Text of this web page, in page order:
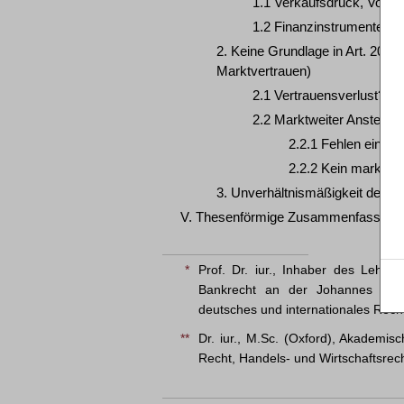
1.2 Finanzinstrumente,
2. Keine Grundlage in Art. 20
Marktvertrauen)
2.1 Vertrauensverlust?
2.2 Marktweiter
2.2.1 Fehlen einer
2.2.2 Kein
3. Unverhältnismäßigkeit des
V. Thesenförmige Zusammenfassung
*
Prof. Dr. iur., Inhaber des
Bankrecht an der Johannes
deutsches und internationales
**
Dr. iur., M.Sc. (Oxford),
Recht, Handels- und